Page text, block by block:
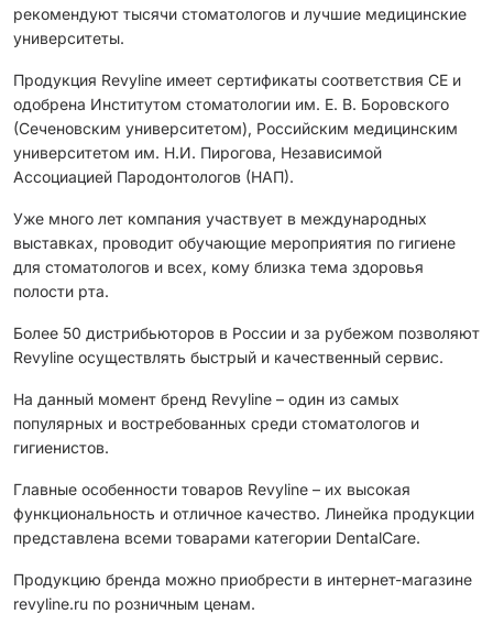
рекомендуют тысячи стоматологов и лучшие медицинские
университеты.
Продукция Revyline имеет сертификаты соответствия CЕ и
одобрена Институтом стоматологии им. Е. В. Боровского
(Сеченовским университетом), Российским медицинским
университетом им. Н.И. Пирогова, Независимой
Ассоциацией Пародонтологов (НАП).
Уже много лет компания участвует в международных
выставках, проводит обучающие мероприятия по гигиене
для стоматологов и всех, кому близка тема здоровья
полости рта.
Более 50 дистрибьюторов в России и за рубежом позволяют
Revyline осуществлять быстрый и качественный сервис.
На данный момент бренд Revyline – один из самых
популярных и востребованных среди стоматологов и
гигиенистов.
Главные особенности товаров Revyline – их высокая
функциональность и отличное качество. Линейка продукции
представлена всеми товарами категории DentalCare.
Продукцию бренда можно приобрести в интернет-магазине
revyline.ru по розничным ценам.